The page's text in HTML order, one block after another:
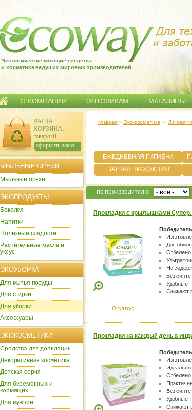
Экологические моющие средства
и косметика ведущих мировых производителей
О КОМПАНИИ ОПТОВИКАМ МАГАЗИНЫ
главная > Эко-косметика > Личная
ЕЖЕДНЕВНАЯ ГИГИЕНА
ВАТНАЯ ПРОДУКЦИЯ
по производителю
Прокладки с крылышками Супер.
Для
Не
Без
Удобные
Снижают
Organyc
Прокладки на каждый день в
Идеально
Без
Удобные
Снижают
ВАША
КОРЗИНА:
товаров:0
сумма: 0р.
оформить заказ
МЫЛЬНЫЕ ОРЕХИ
Мыльные орехи
ЭКОПРОДУКТЫ
Бакалея
Напитки
Полезные сладости
Растительные масла и
уксус
ЭКОУБОРКА
Для мытья посуды
Для стирки
Для уборки
Аксессуары
ЭКОКОСМЕТИКА
Cредства для депиляции
Декоративная косметика
Детская серия
Для беременных и
кормящих
Для мужчин